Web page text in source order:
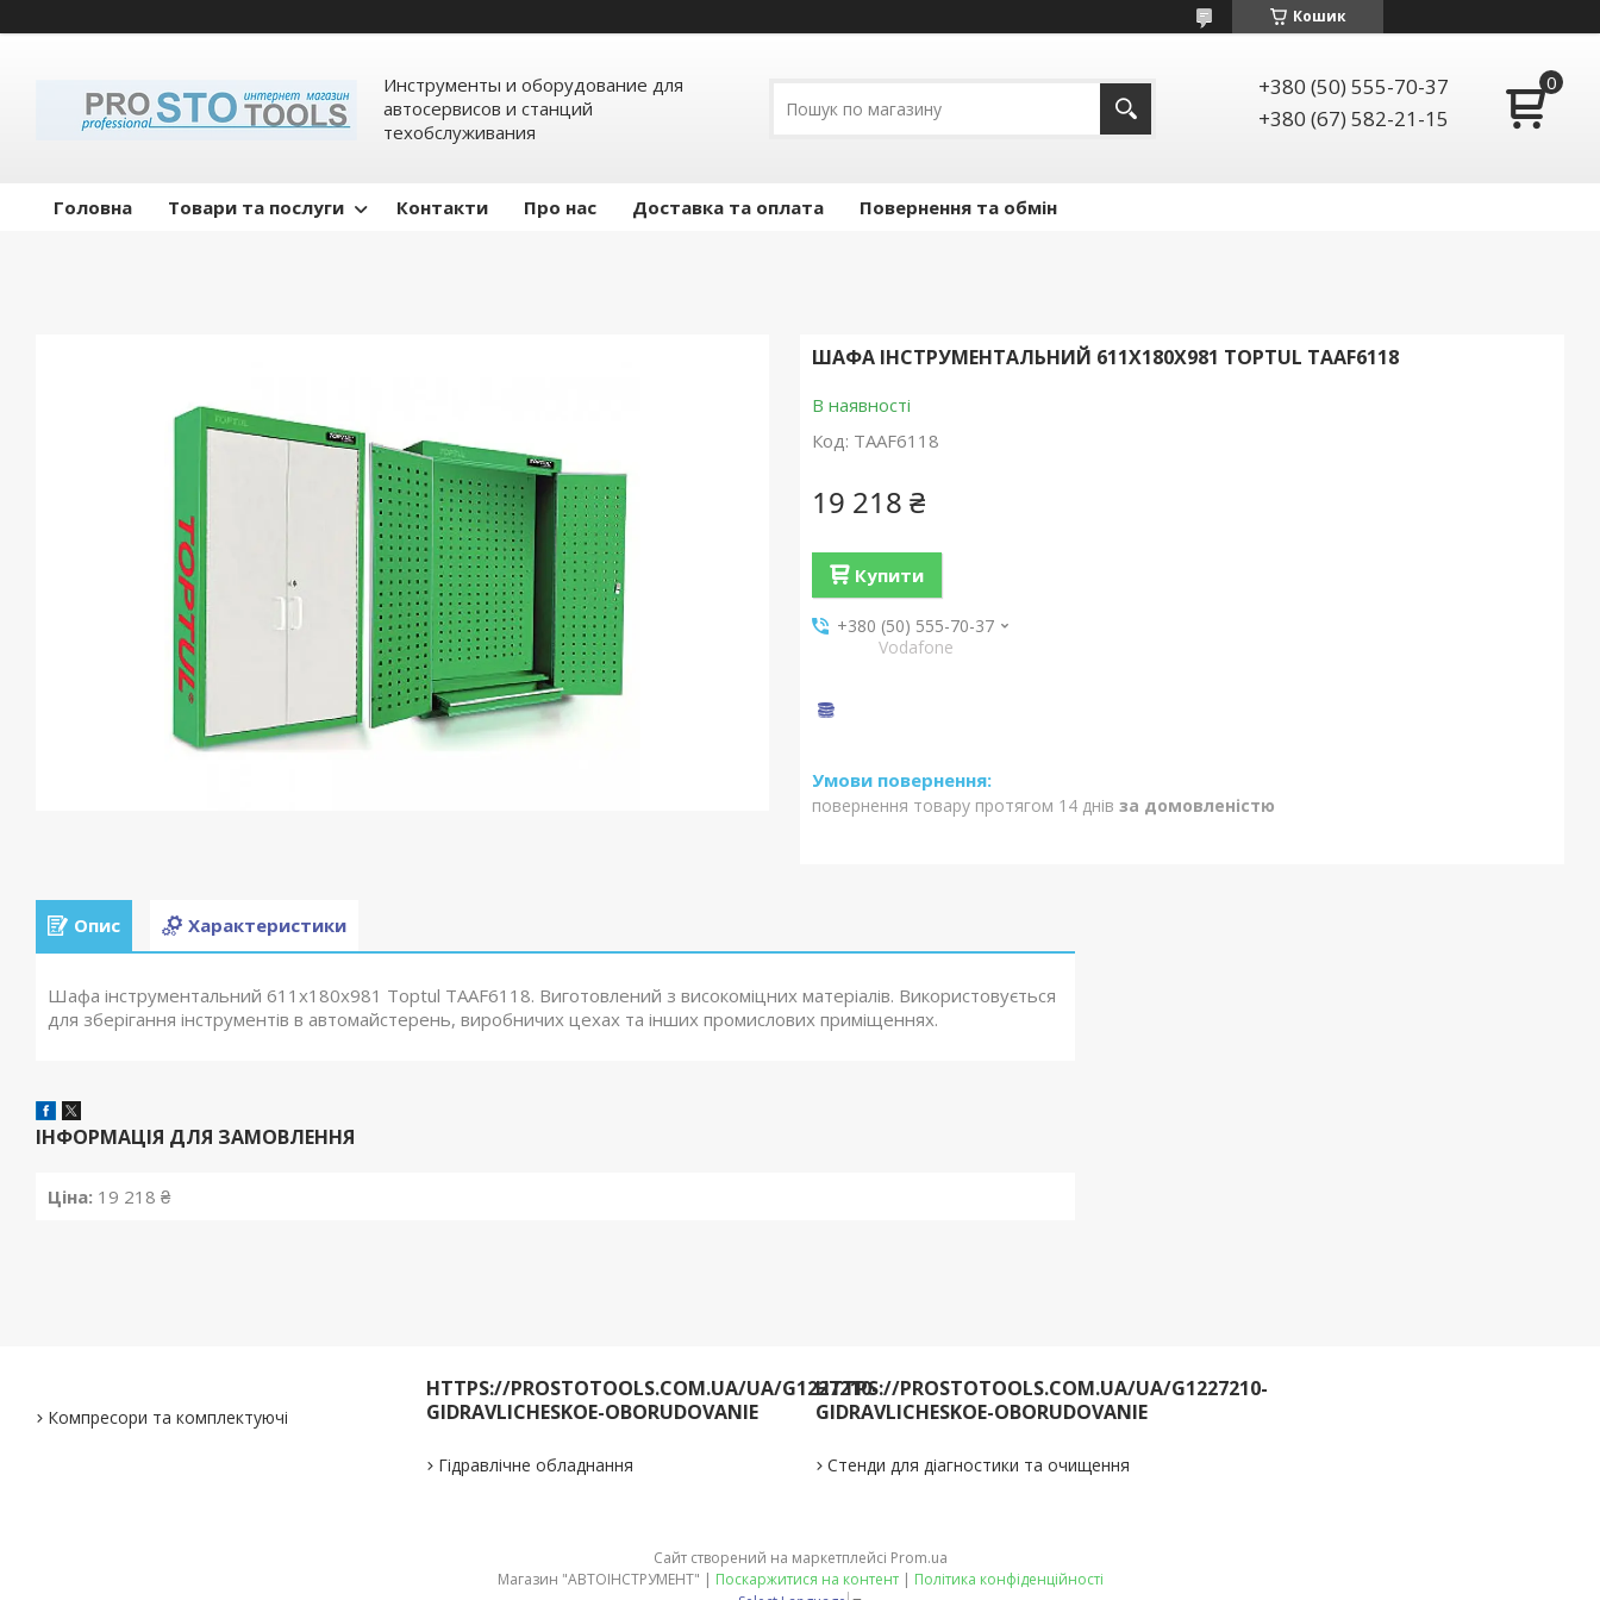
Кошик
Инструменты и оборудование для
автосервисов и станций
техобслуживания
+380 (50) 555-70-37
+380 (67) 582-21-15
Головна Товари та послуги Контакти Про нас Доставка та оплата Повернення та обмін
ШАФА ІНСТРУМЕНТАЛЬНИЙ 611Х180Х981 TOPTUL TAAF6118
В наявності
Код: TAAF6118
19 218 ₴
Купити
+380 (50) 555-70-37
Vodafone
повернення товару протягом 14 днів за домовленістю
Опис Характеристики
Шафа інструментальний 611х180х981 Toptul TAAF6118. Виготовлений з високоміцних матеріалів. Використовується
для зберігання інструментів в автомайстерень, виробничих цехах та інших промислових приміщеннях.
ІНФОРМАЦІЯ ДЛЯ ЗАМОВЛЕННЯ
Ціна: 19 218 ₴
Компресори та комплектуючі
HTTPS://PROSTOTOOLS.COM.UA/UA/G1227210-
GIDRAVLICHESKOE-OBORUDOVANIE
Гідравлічне обладнання
HTTPS://PROSTOTOOLS.COM.UA/UA/G1227210-
GIDRAVLICHESKOE-OBORUDOVANIE
Стенди для діагностики та очищення
Сайт створений на маркетплейсі Prom.ua
Магазин "АВТОІНСТРУМЕНТ" | Поскаржитися на контент | Політика конфіденційності